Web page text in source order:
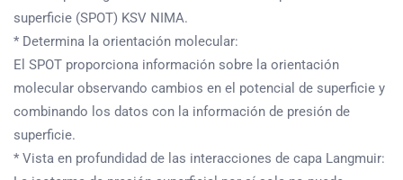
superficie (SPOT) KSV NIMA.
* Determina la orientación molecular:
El SPOT proporciona información sobre la orientación
molecular observando cambios en el potencial de superficie y
combinando los datos con la información de presión de
superficie.
* Vista en profundidad de las interacciones de capa Langmuir: